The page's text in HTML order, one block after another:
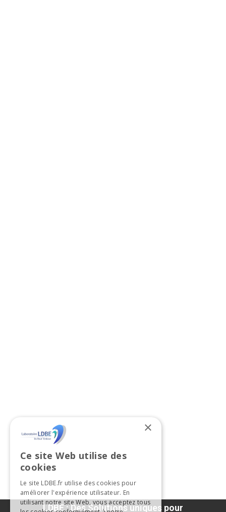
LDBE : Des Solutions uniques pour
×
Ce site Web utilise des
cookies
Le site LDBE.fr utilise des cookies pour
améliorer l'expérience utilisateur. En
utilisant notre site Web, vous acceptez tous